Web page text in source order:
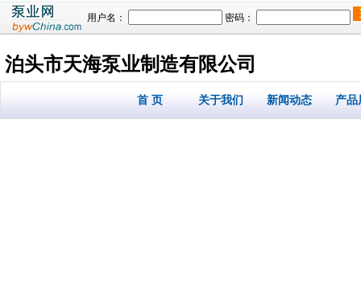
用户名： 密码：
泊头市天海泵业制造有限公司
首 页 关于我们 新闻动态 产品